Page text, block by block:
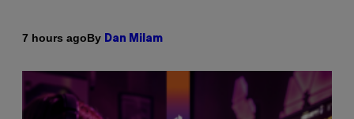
7 hours agoBy Dan Milam